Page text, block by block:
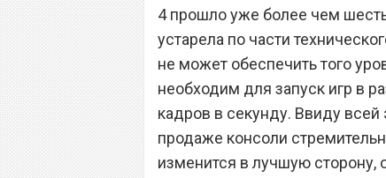
4 прошло уже более чем
устарела по части
не может обеспечить того
необходим для запуск игр в
кадров в секунду. Ввиду всей
продаже консоли
изменится в лучшую сторону,